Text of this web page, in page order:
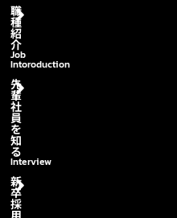
職
種
紹
介
Job
Intoroduction
先
輩
社
員
を
知
る
Interview
新
卒
採